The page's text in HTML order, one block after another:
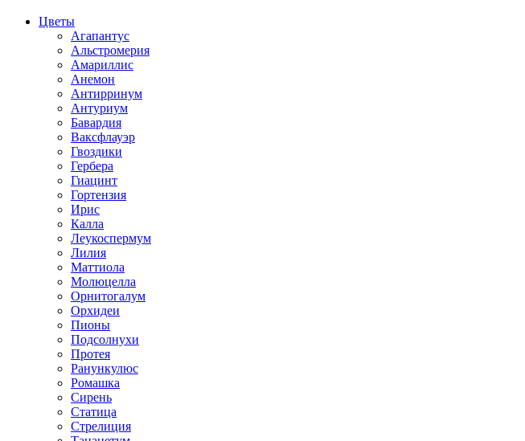
Цветы
Агапантус
Альстромерия
Амариллис
Анемон
Антирринум
Антуриум
Бавардия
Ваксфлауэр
Гвоздики
Гербера
Гиацинт
Гортензия
Ирис
Калла
Леукоспермум
Лилия
Маттиола
Молюцелла
Орнитогалум
Орхидеи
Пионы
Подсолнухи
Протея
Ранункулюс
Ромашка
Сирень
Статица
Стрелиция